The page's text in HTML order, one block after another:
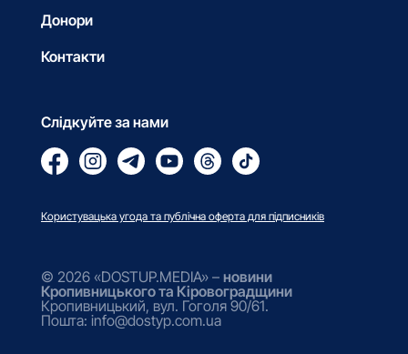
Донори
Контакти
Слідкуйте за нами
Користувацька угода та публічна оферта для підписників
© 2026 «DOSTUP.MEDIA» – новини
Кропивницького та Кіровоградщини
Кропивницький, вул. Гоголя 90/61.
Пошта: info@dostyp.com.ua